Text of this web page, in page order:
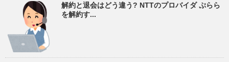
解約と退会はどう違う? NTTのプロバイダ ぷらら
を解約す...